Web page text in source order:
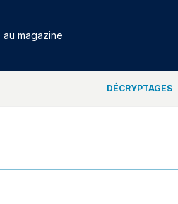
magazine
DÉCRYPTAGES